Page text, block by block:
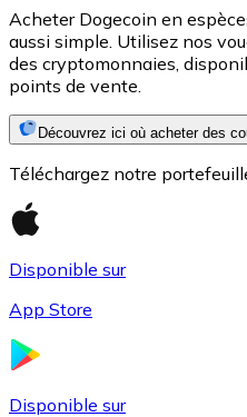
ETH
Acheter Dogecoin en
aussi simple. Utilisez nos
des cryptomonnaies,
points de vente.
Découvrez ici où acheter des
Téléchargez notre
Disponible sur
App Store
Disponible sur